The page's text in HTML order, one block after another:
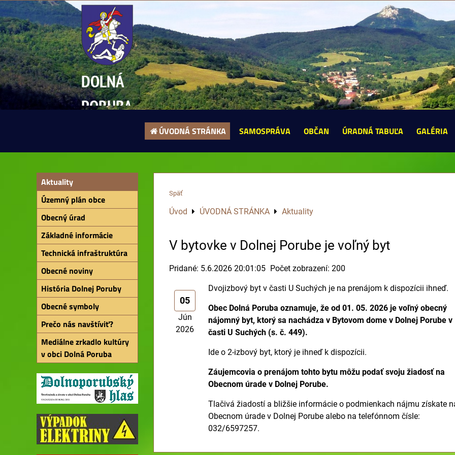
DOLNÁ
PORUBA
ÚVODNÁ STRÁNKA SAMOSPRÁVA OBČAN ÚRADNÁ TABUĽA GALÉRIA
Späť
Úvod ÚVODNÁ STRÁNKA Aktuality
V bytovke v Dolnej Porube je voľný byt
Pridané: 5.6.2026 20:01:05 Počet zobrazení: 200
05
Jún
2026
Dvojizbový byt v časti U Suchých je na prenájom k dispozícii ihneď.
Obec Dolná Poruba oznamuje, že od 01. 05. 2026 je voľný obecný
nájomný byt, ktorý sa nachádza v Bytovom dome v Dolnej Porube v
časti U Suchých (s. č. 449).
Ide o 2-izbový byt, ktorý je ihneď k dispozícii.
Záujemcovia o prenájom tohto bytu môžu podať svoju žiadosť na
Obecnom úrade v Dolnej Porube.
Tlačivá žiadostí a bližšie informácie o podmienkach nájmu získate
Obecnom úrade v Dolnej Porube alebo na telefónnom čísle:
032/6597257.
Aktuality
Územný plán obce
Obecný úrad
Základné informácie
Technická infraštruktúra
Obecné noviny
História Dolnej Poruby
Obecné symboly
Prečo nás navštíviť?
Mediálne zrkadlo kultúry
v obci Dolná Poruba